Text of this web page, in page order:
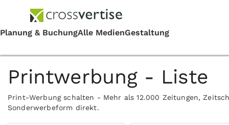
Printwerbung - Liste
Print-Werbung schalten - Mehr als 12.000 Zeitungen,
Sonderwerbeform direkt.